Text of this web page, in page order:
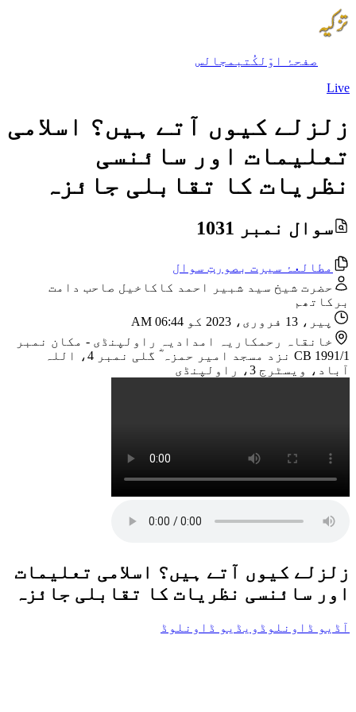
صفحۂ اوّل کُتب مجالس
Live
زلزلے کیوں آتے ہیں؟ اسلامی
تعلیمات اور سائنسی
نظریات کا تقابلی جائزہ
سوال نمبر 1031
مطالعۂ سیرت بصورتِ سوال
حضرت شیخ سید شبیر احمد کاکاخیل صاحب دامت
برکاتھم
پیر، 13 فروری، 2023 کو 06:44 AM
خانقاہ رحمکاریہ امدادیہ راولپنڈی - مکان نمبر
CB 1991/1 نزد مسجد امیر حمزہ ؓ گلی نمبر 4، اللہ
آباد، ویسٹرج 3، راولپنڈی
زلزلے کیوں آتے ہیں؟ اسلامی تعلیمات
اور سائنسی نظریات کا تقابلی جائزہ
آڈیو ڈاونلوڈ ویڈیو ڈاونلوڈ